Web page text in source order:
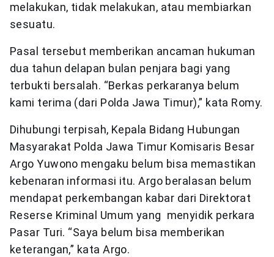
melakukan, tidak melakukan, atau membiarkan
sesuatu.
Pasal tersebut memberikan ancaman hukuman
dua tahun delapan bulan penjara bagi yang
terbukti bersalah. “Berkas perkaranya belum
kami terima (dari Polda Jawa Timur),” kata Romy.
Dihubungi terpisah, Kepala Bidang Hubungan
Masyarakat Polda Jawa Timur Komisaris Besar
Argo Yuwono mengaku belum bisa memastikan
kebenaran informasi itu. Argo beralasan belum
mendapat perkembangan kabar dari Direktorat
Reserse Kriminal Umum yang menyidik perkara
Pasar Turi. “Saya belum bisa memberikan
keterangan,” kata Argo.